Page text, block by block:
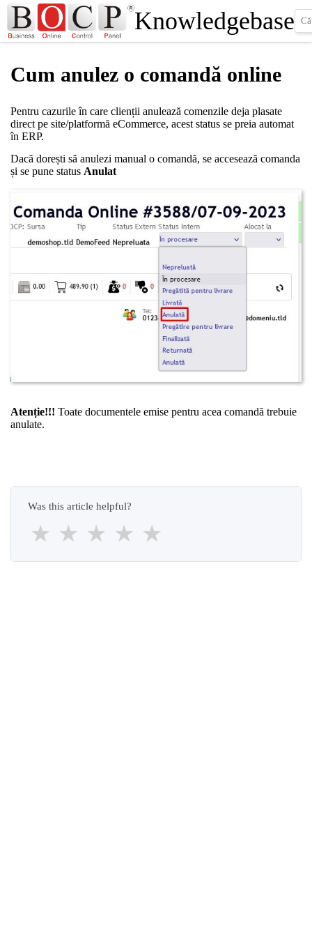
Knowledgebase
Cum anulez o comandă online
Pentru cazurile în care clienții anulează comenzile deja plasate
direct pe site/platformă eCommerce, acest status se preia automat
în ERP.
Dacă dorești să anulezi manual o comandă, se accesează comanda
și se pune status Anulat
Atenție!!! Toate documentele emise pentru acea comandă trebuie
anulate.
Was this article helpful?
★ ★ ★ ★ ★